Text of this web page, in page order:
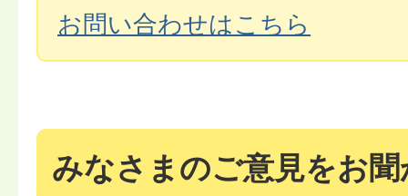
お問い合わせはこちら
みなさまのご意見をお